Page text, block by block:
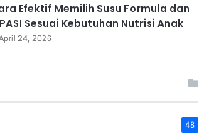
Efektif Memilih Susu Formula dan
Sesuai Kebutuhan Nutrisi Anak
24, 2026
48